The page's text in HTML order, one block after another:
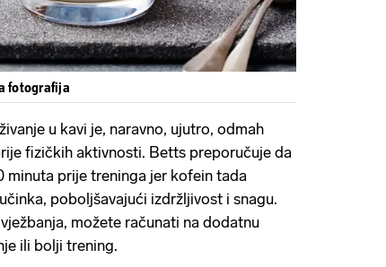
fotografija
u kavi je, naravno, ujutro, odmah
fizičkih aktivnosti. Betts preporučuje da
minuta prije treninga jer kofein tada
poboljšavajući izdržljivost i snagu.
možete računati na dodatnu
ili bolji trening.